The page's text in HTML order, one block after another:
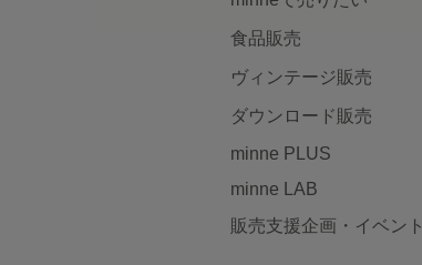
食品販売
ヴィンテージ販売
ダウンロード販売
minne PLUS
minne LAB
販売支援企画・イベント